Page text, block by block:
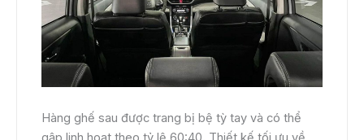
Hàng ghế sau được trang bị bệ tỳ tay và có thể